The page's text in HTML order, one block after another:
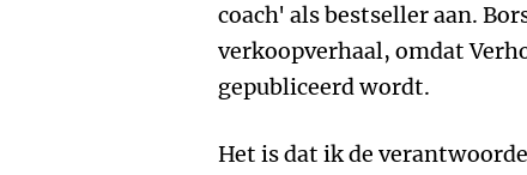
coach' als bestseller aan.
verkoopverhaal, omdat
gepubliceerd wordt.
Het is dat ik de